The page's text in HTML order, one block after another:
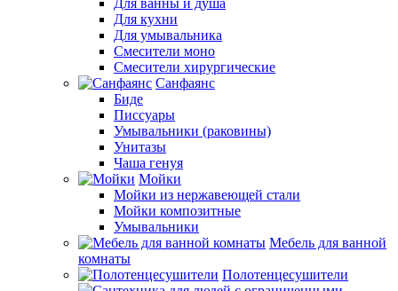
Для ванны и душа
Для кухни
Для умывальника
Смесители моно
Смесители хирургические
Санфаянс
Биде
Писсуары
Умывальники (раковины)
Унитазы
Чаша генуя
Мойки
Мойки из нержавеющей стали
Мойки композитные
Умывальники
Мебель для ванной
комнаты
Полотенцесушители